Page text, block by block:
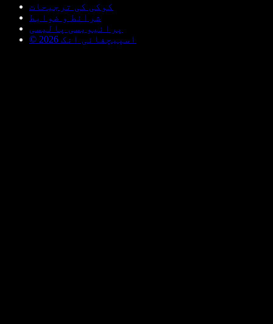
کوکی کی ترجیحات
شرائط و ضوابط
پرائیویسی پالیسی
© اسپیچفائی انک 2026